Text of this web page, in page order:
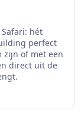
hét
perfect
zijn of met een
direct uit de